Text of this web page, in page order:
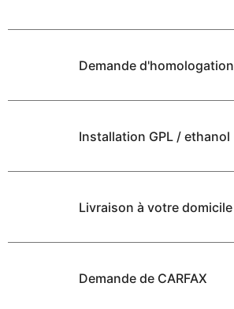
Demande d'homologation
Installation GPL / ethanol
Livraison à votre domicile
Demande de CARFAX